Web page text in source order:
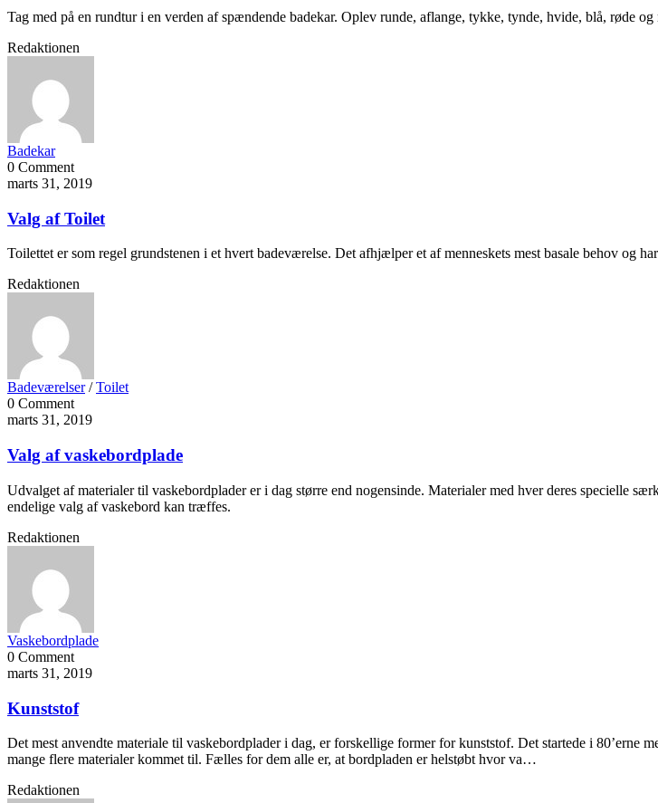
Tag med på en rundtur i en verden af spændende badekar. Oplev runde, aflange, tykke, tynde, hvide, blå, røde og
Redaktionen
Badekar
0 Comment
marts 31, 2019
Valg af Toilet
Toilettet er som regel grundstenen i et hvert badeværelse. Det afhjælper et af menneskets mest basale behov og
Redaktionen
Badeværelser/Toilet
0 Comment
marts 31, 2019
Valg af vaskebordplade
Udvalget af materialer til vaskebordplader er i dag større end nogensinde. Materialer med hver deres specielle
endelige valg af vaskebord kan træffes.
Redaktionen
Vaskebordplade
0 Comment
marts 31, 2019
Kunststof
Det mest anvendte materiale til vaskebordplader i dag, er forskellige former for kunststof. Det startede i 80’erne
mange flere materialer kommet til. Fælles for dem alle er, at bordpladen er helstøbt hvor va…
Redaktionen